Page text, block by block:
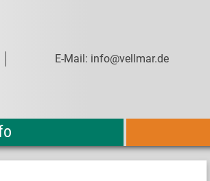
E-Mail: info@vellmar.de